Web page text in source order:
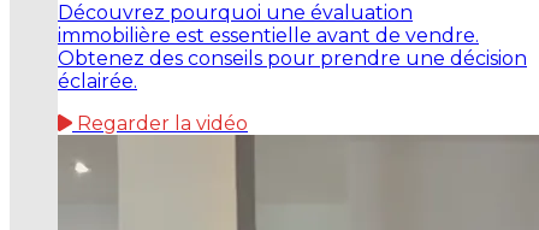
Découvrez pourquoi une évaluation
immobilière est essentielle avant de vendre.
Obtenez des conseils pour prendre une décision
éclairée.
Regarder la vidéo